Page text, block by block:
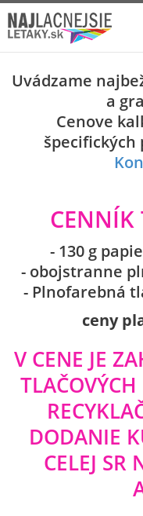
Uvádzame
a
Cenove
špecifických
CENNÍK
- 130 g
- obojstranne
- Plnofarebná
ceny
V CENE JE
DODANIE
CELEJ SR